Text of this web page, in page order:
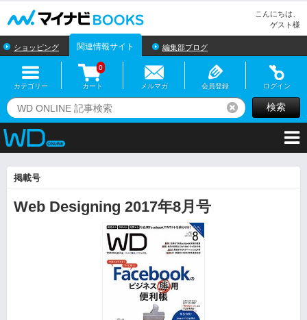
こんにちは、
ゲスト様
ショッピング 関連情報サイト 編集部ブログ
カテゴリー カート
0
メルマガ 会員登録 ログイン
リセット検索
掲載号
Web Designing 2017年8月号